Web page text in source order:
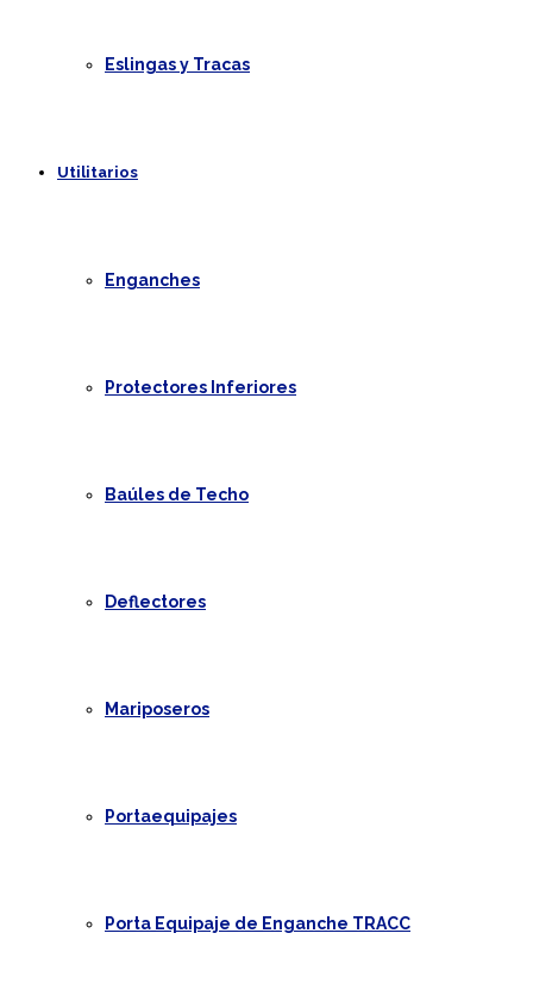
Eslingas y Tracas
Utilitarios
Enganches
Protectores Inferiores
Baúles de Techo
Deflectores
Mariposeros
Portaequipajes
Porta Equipaje de Enganche TRACC